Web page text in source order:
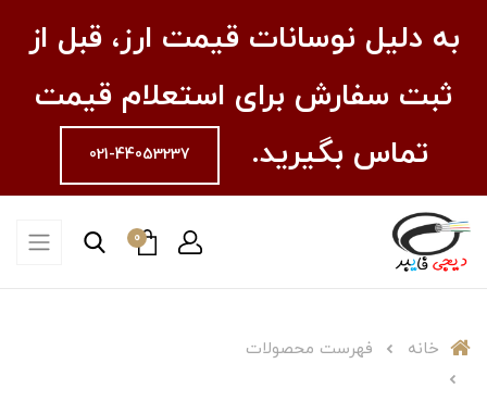
به دلیل نوسانات قیمت ارز، قبل از
ثبت سفارش برای استعلام قیمت
تماس بگیرید.
021-44053237
0
خانه فهرست محصولات